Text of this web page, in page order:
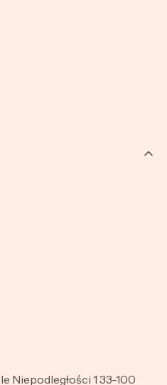
Niepodległości 1 33-100